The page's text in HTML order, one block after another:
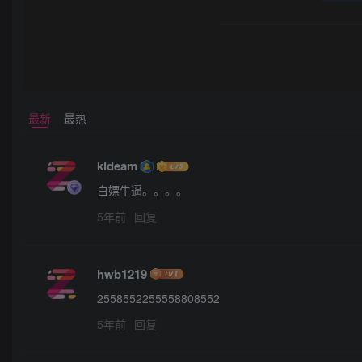
最新 最热
kldeam
白嫖牛逼。。。。
5年前 回复
hwb1219
2558552255558808552
5年前 回复